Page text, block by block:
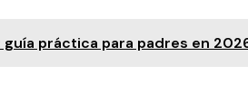
práctica para padres en